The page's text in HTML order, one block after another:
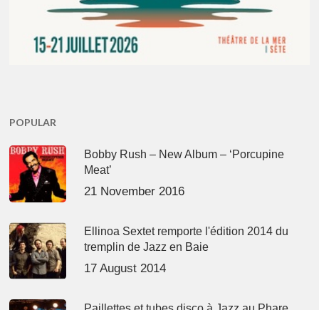
POPULAR
Bobby Rush – New Album – ‘Porcupine
Meat’
21 November 2016
Ellinoa Sextet remporte l'édition 2014 du
tremplin de Jazz en Baie
17 August 2014